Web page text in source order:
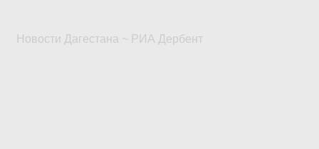
Новости Дагестана ~ РИА Дербент